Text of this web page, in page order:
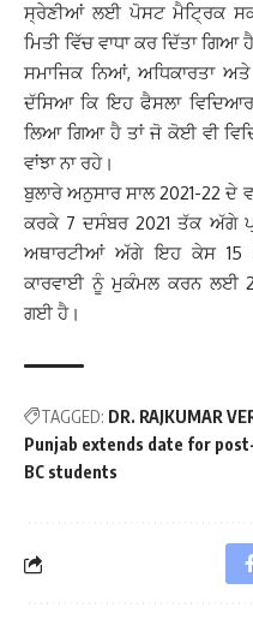
ਸ੍ਰੇਣੀਆਂ ਲਈ ਪੋਸਟ ਮੈਟ੍ਰਿਕ
ਮਿਤੀ ਵਿੱਚ ਵਾਧਾ ਕਰ ਦਿੱਤਾ ਗਿਆ
ਸਮਾਜਿਕ ਨਿਆਂ, ਅਧਿਕਾਰਤਾ
ਦੱਸਿਆ ਕਿ ਇਹ ਫੈਸਲਾ
ਲਿਆ ਗਿਆ ਹੈ ਤਾਂ ਜੋ ਕੋਈ ਵੀ
ਵਾਂਝਾ ਨਾ ਰਹੇ।
ਬੁਲਾਰੇ ਅਨੁਸਾਰ ਸਾਲ 2021-22
ਕਰਕੇ 7 ਦਸੰਬਰ 2021 ਤੱਕ ਅੱਗੇ
ਅਥਾਰਟੀਆਂ ਅੱਗੇ ਇਹ ਕੇਸ 15
ਕਾਰਵਾਈ ਨੂੰ ਮੁਕੰਮਲ ਕਰਨ ਲਈ
ਗਈ ਹੈ।
TAGGED: DR. RAJKUMAR
Punjab extends date for
BC students